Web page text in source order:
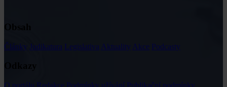
Články Judikatura Legislativa Aktuality Akce Podcasty
O portálu Redakce Podmínky užívání Publikační podmínky